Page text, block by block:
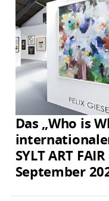
Das „Who is
SYLT ART
September